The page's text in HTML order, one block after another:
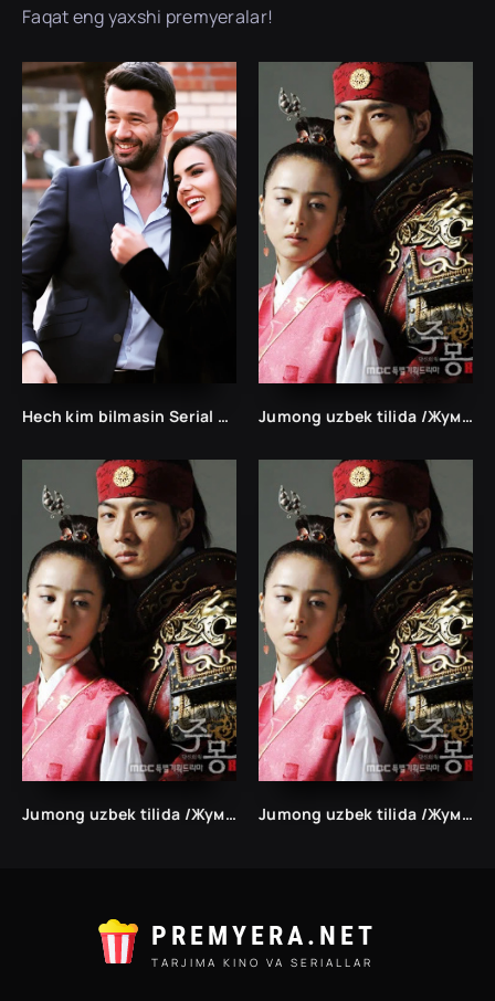
Faqat eng yaxshi premyeralar!
Hech kim bilmasin Serial Uzbek tilida Хеч ким билмасин Сериал Узбек Jumong uzbek tilida /Жумонг ўзбек тилида/ 1-80 bo`lgan barcha qismlar
Jumong uzbek tilida /Жумонг ўзбек тилида/ 1-80 bo`lgan barcha qismlar Jumong uzbek tilida /Жумонг ўзбек тилида/ 1-80 bo`lgan barcha qismlar
PREMYERA.NET
TARJIMA KINO VA SERIALLAR